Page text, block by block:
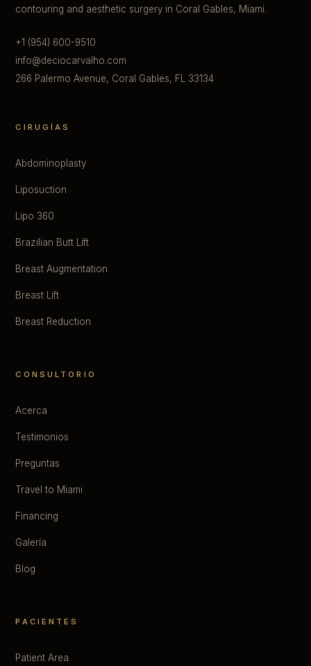
contouring and aesthetic surgery in Coral Gables, Miami.
+1 (954) 600-9510
info@deciocarvalho.com
266 Palermo Avenue, Coral Gables, FL 33134
CIRUGÍAS
Abdominoplasty
Liposuction
Lipo 360
Brazilian Butt Lift
Breast Augmentation
Breast Lift
Breast Reduction
CONSULTORIO
Acerca
Testimonios
Preguntas
Travel to Miami
Financing
Galería
Blog
PACIENTES
Patient Area